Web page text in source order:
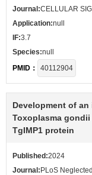
Journal:CELLULAR
Application:null
IF:3.7
Species:null
PMID：
40112904
Development of
Toxoplasma
TgIMP1 protein
Published:2024
Journal: PLoS